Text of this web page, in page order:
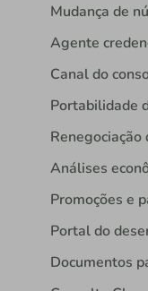
Mudança de
Agente
Canal do
Portabilidade
Renegociação
Análises
Promoções e
Portal do
Documentos